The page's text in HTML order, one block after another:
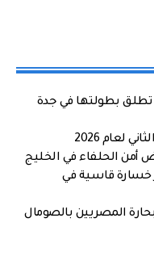
بطولتها في جدة
لعام 2026
الحلفاء في الخليج
خسارة قاسية في
المصريين بالصومال